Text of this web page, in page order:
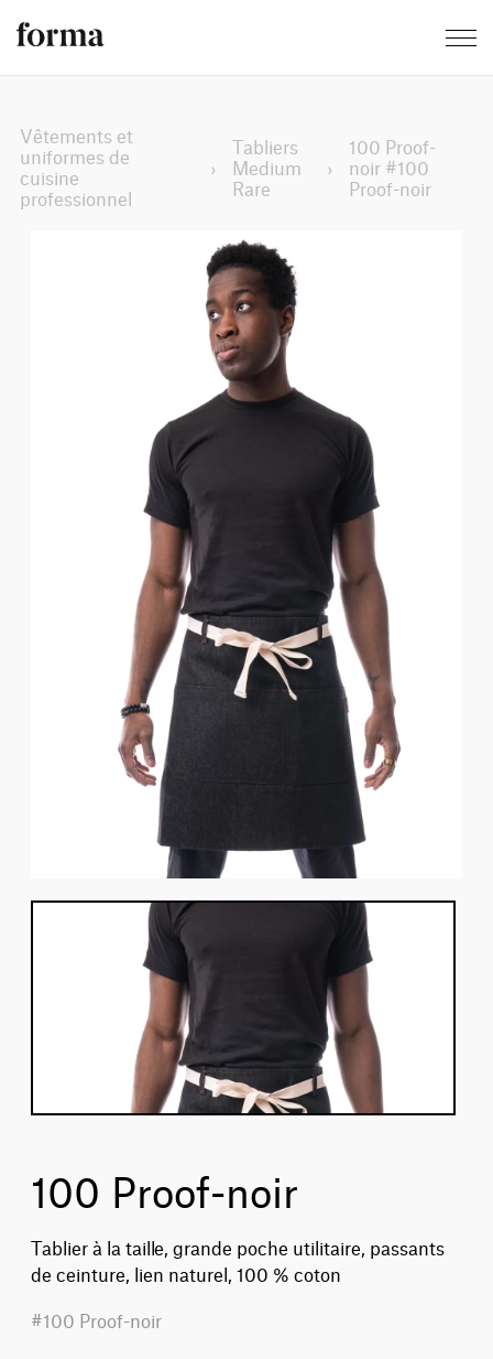
Vêtements et
uniformes de
cuisine
professionnel
›
Tabliers
Medium
Rare
›
100 Proof-
noir #100
Proof-noir
100 Proof-noir
Tablier à la taille, grande poche utilitaire, passants
de ceinture, lien naturel, 100 % coton
#100 Proof-noir